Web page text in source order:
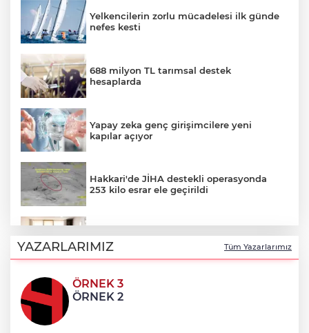
Yelkencilerin zorlu mücadelesi ilk günde
nefes kesti
688 milyon TL tarımsal destek
hesaplarda
Yapay zeka genç girişimcilere yeni
kapılar açıyor
Hakkari'de JİHA destekli operasyonda
253 kilo esrar ele geçirildi
nezaket ziyareti
İstanbul Maltepe’de çocuklar kitapların
renkli dünyasında
YAZARLARIMIZ Tüm Yazarlarımız
ÖRNEK 3
ÖRNEK 2